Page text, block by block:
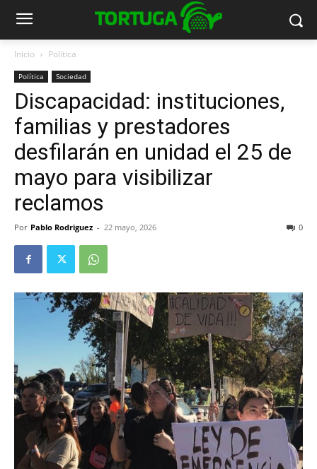
Inicio Política
Política Sociedad
Discapacidad: instituciones,
familias y prestadores
desfilarán en unidad el 25 de
mayo para visibilizar
reclamos
Por Pablo Rodriguez - 22 mayo, 2026 0